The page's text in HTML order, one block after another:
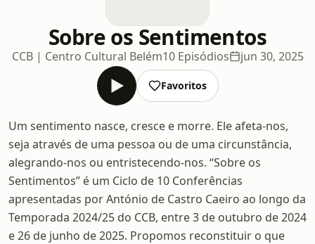
Sobre os Sentimentos
CCB | Centro Cultural Belém10 Episódios jun 30, 2025
Favoritos
Um sentimento nasce, cresce e morre. Ele afeta-nos,
seja através de uma pessoa ou de uma circunstância,
alegrando-nos ou entristecendo-nos. “Sobre os
Sentimentos” é um Ciclo de 10 Conferências
apresentadas por António de Castro Caeiro ao longo da
Temporada 2024/25 do CCB, entre 3 de outubro de 2024
e 26 de junho de 2025. Propomos reconstituir o que